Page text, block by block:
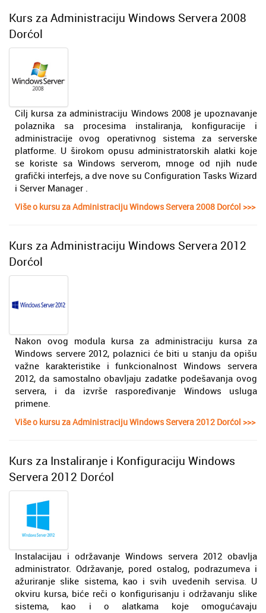
Kurs za Administraciju Windows Servera 2008
Dorćol
Cilj kursa za administraciju Windows 2008 je upoznavanje
polaznika sa procesima instaliranja, konfiguracije i
administracije ovog operativnog sistema za serverske
platforme. U širokom opusu administratorskih alatki koje
se koriste sa Windows serverom, mnoge od njih nude
grafički interfejs, a dve nove su Configuration Tasks Wizard
i Server Manager .
Više o kursu za Administraciju Windows Servera 2008 Dorćol >>>
Kurs za Administraciju Windows Servera 2012
Dorćol
Nakon ovog modula kursa za administraciju kursa za
Windows servere 2012, polaznici će biti u stanju da opišu
važne karakteristike i funkcionalnost Windows servera
2012, da samostalno obavljaju zadatke podešavanja ovog
servera, i da izvrše raspoređivanje Windows usluga
primene.
Više o kursu za Administraciju Windows Servera 2012 Dorćol >>>
Kurs za Instaliranje i Konfiguraciju Windows
Servera 2012 Dorćol
Instalacijau i održavanje Windows servera 2012 obavlja
administrator. Održavanje, pored ostalog, podrazumeva i
ažuriranje slike sistema, kao i svih uvedenih servisa. U
okviru kursa, biće reči o konfigurisanju i održavanju slike
sistema, kao i o alatkama koje omogućavaju